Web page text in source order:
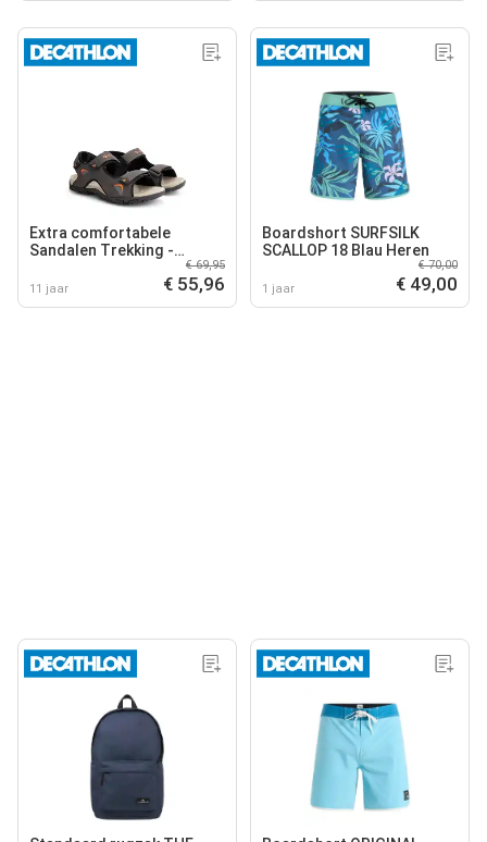
Extra comfortabele
Sandalen Trekking -
Lichtgewicht - Voor Heren
- Volda Sandal
11 jaar
€ 69,95
€ 55,96
Boardshort SURFSILK
SCALLOP 18 Blau Heren
1 jaar
€ 70,00
€ 49,00